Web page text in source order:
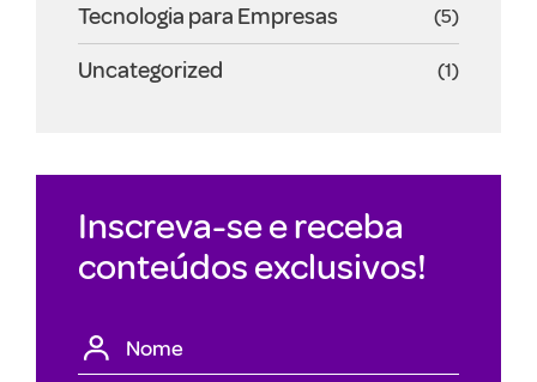
Tecnologia para Empresas (5)
Uncategorized (1)
Inscreva-se e receba
conteúdos exclusivos!